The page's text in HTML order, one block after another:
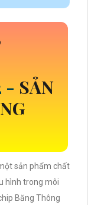
- SẢN
sản phẩm chất
hình trong môi
Băng Thông